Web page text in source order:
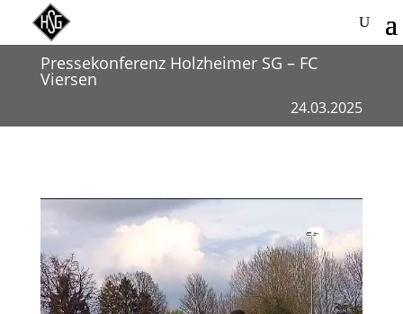
Pressekonferenz Holzheimer SG – FC
Viersen
24.03.2025